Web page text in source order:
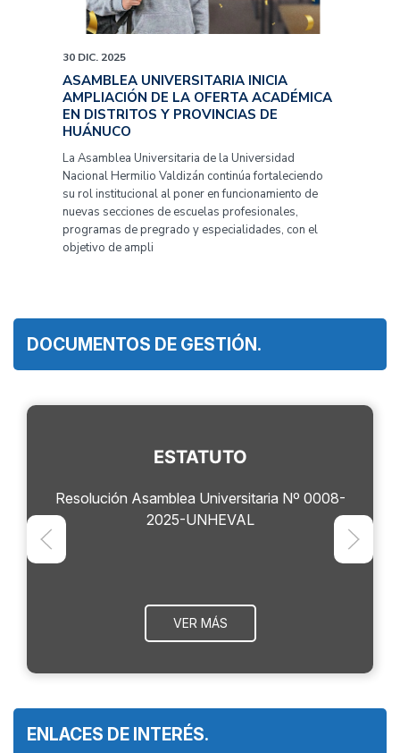
30 DIC. 2025
ASAMBLEA UNIVERSITARIA INICIA
AMPLIACIÓN DE LA OFERTA ACADÉMICA
EN DISTRITOS Y PROVINCIAS DE
HUÁNUCO
La Asamblea Universitaria de la Universidad
Nacional Hermilio Valdizán continúa fortaleciendo
su rol institucional al poner en funcionamiento de
nuevas secciones de escuelas profesionales,
programas de pregrado y especialidades, con el
objetivo de ampli
DOCUMENTOS DE GESTIÓN.
ESTATUTO
Resolución Asamblea Universitaria Nº 0008-
2025-UNHEVAL
VER MÁS
ENLACES DE INTERÉS.